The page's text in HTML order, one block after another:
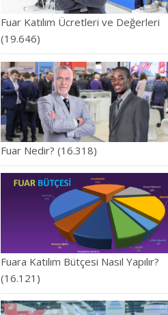
Fuar Katılım Ücretleri ve Değerleri
(19.646)
Fuar Nedir? (16.318)
Fuara Katılım Bütçesi Nasıl Yapılır?
(16.121)